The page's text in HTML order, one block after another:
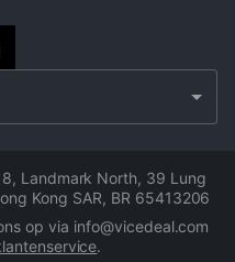
Landmark North, 39 Lung
Kong SAR, BR 65413206
op via info@vicedeal.com
.